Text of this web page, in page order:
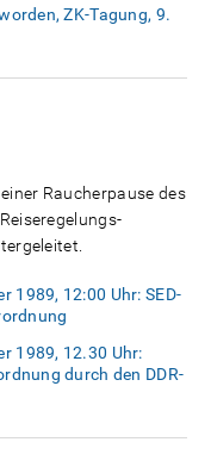
ZK-Tagung, 9.
Raucherpause des
1989, 12:00 Uhr: SED-
1989, 12.30 Uhr:
durch den DDR-